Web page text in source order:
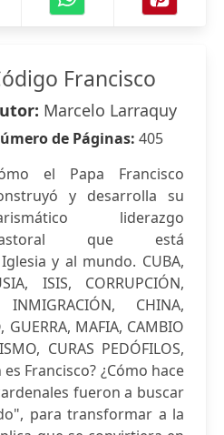
Francisco
Marcelo Larraquy
de Páginas: 405
el Papa Francisco
y desarrolla su
liderazgo
que está
y al mundo. CUBA,
ISIS, CORRUPCIÓN,
CHINA,
GUERRA, MAFIA, CAMBIO
CURAS PEDÓFILOS,
es Francisco? ¿Cómo hace
fueron a buscar
para transformar a la